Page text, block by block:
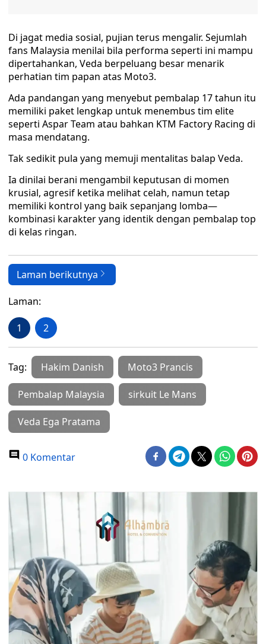
Di jagat media sosial, pujian terus mengalir. Sejumlah
fans Malaysia menilai bila performa seperti ini mampu
dipertahankan, Veda berpeluang besar menarik
perhatian tim papan atas Moto3.
Ada pandangan yang menyebut pembalap 17 tahun itu
memiliki paket lengkap untuk menembus tim elite
seperti Aspar Team atau bahkan KTM Factory Racing di
masa mendatang.
Tak sedikit pula yang memuji mentalitas balap Veda.
Ia dinilai berani mengambil keputusan di momen
krusial, agresif ketika melihat celah, namun tetap
memiliki kontrol yang baik sepanjang lomba—
kombinasi karakter yang identik dengan pembalap top
di kelas ringan.
Laman berikutnya
Laman:
1 2
Tag: Hakim Danish Moto3 Prancis
Pembalap Malaysia sirkuit Le Mans
Veda Ega Pratama
0 Komentar